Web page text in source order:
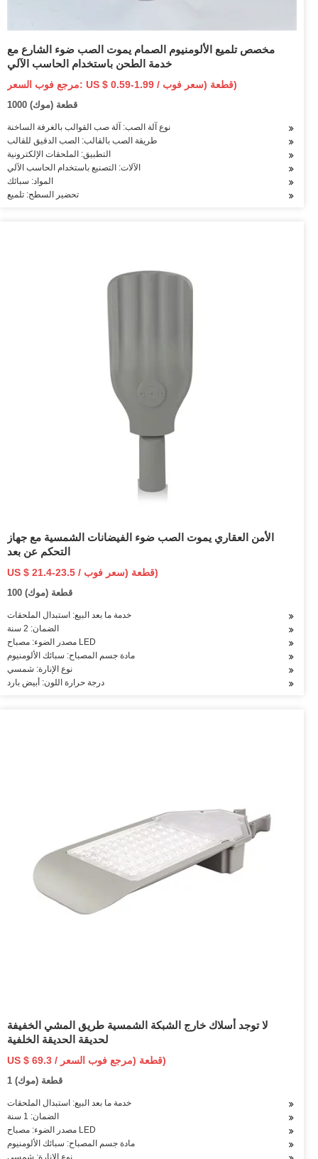
مخصص تلميع الألومنيوم الصمام يموت الصب ضوء الشارع مع
خدمة الطحن باستخدام الحاسب الآلي
مرجع فوب السعر: US $ 0.59-1.99 / قطعة (سعر فوب)
1000 قطعة (موك)
نوع آلة الصب: آلة صب القوالب بالغرفة الساخنة
طريقة الصب بالقالب: الصب الدقيق للقالب
التطبيق: الملحقات الإلكترونية
الآلات: التصنيع باستخدام الحاسب الآلي
المواد: سبائك
تحضير السطح: تلميع
الأمن العقاري يموت الصب ضوء الفيضانات الشمسية مع جهاز
التحكم عن بعد
US $ 21.4-23.5 / قطعة (سعر فوب)
100 قطعة (موك)
خدمة ما بعد البيع: استبدال الملحقات
الضمان: 2 سنة
مصدر الضوء: مصباح LED
مادة جسم المصباح: سبائك الألومنيوم
نوع الإنارة: شمسي
درجة حرارة اللون: أبيض بارد
لا توجد أسلاك خارج الشبكة الشمسية طريق المشي الخفيفة
لحديقة الحديقة الخلفية
US $ 69.3 / قطعة (مرجع فوب السعر)
1 قطعة (موك)
خدمة ما بعد البيع: استبدال الملحقات
الضمان: 1 سنة
مصدر الضوء: مصباح LED
مادة جسم المصباح: سبائك الألومنيوم
نوع الإنارة: شمسي